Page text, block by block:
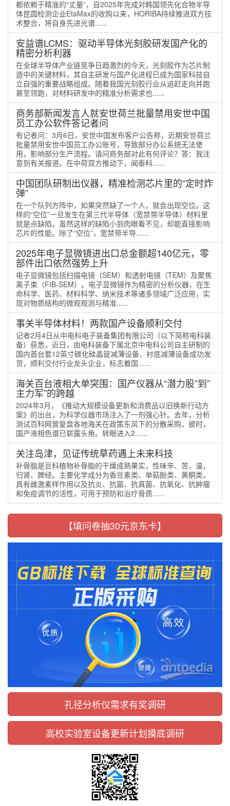
都依赖于精准的“丈量”，自2025年完成对韩国领先化合物半导
体昆圆检测企业EtaMax的收购以来，HORIBA持续推进双方技
术整合，将自身先进光谱......
安益谱LCMS：驱动半导体光刻胶研发国产化的
精密分析利器
在全球半导体产业链竞争日趋激烈的今天，光刻胶作为芯片制
造中的关键材料，其自主研发与国产化进程已成为国家科技自
立自强的重要战略组成。随着我国光刻胶行业从追赶走向并跑
甚至领跑，对材料研发中的精准分析需求也......
商务部新闻发言人就安世荷兰批量禁用安世中国
员工办公软件答记者问
有记者问：3月6日，安世中国发布客户公告称，近期安世荷兰
批量禁用安世中国员工办公账号，导致部分办公系统无法使
用，影响部分生产流程。请问商务部对此有何评论？答：我注
意到有关报道。在中荷双方推动下，闻泰科......
中国团队研制出仪器，精准检测芯片里的“定时炸
弹”
在一个队列方阵中，如果突然缺了一个人，就会出现空位。这
样的“空位”一旦发生在第三代半导体（宽禁带半导体）材料里
就是点缺陷，虽然这样的缺陷小到肉眼看不见，却能直接影响
芯片的性能。除了“空位”，宽禁带半导......
2025年电子显微镜进出口总金额超140亿元，零
部件出口依然强势上升
电子显微镜包括扫描电镜（SEM）和透射电镜（TEM）及聚焦
离子束（FIB-SEM）。电子显微镜作为精密的分析仪器，在生
命科学、医药、材料科学、纳米技术等诸多领域广泛应用，实
现对物质结构的微观观测与精准......
事关半导体材料！两款国产设备顺利交付
记者2月4日从中电科电子装备集团有限公司（以下简称电科装
备）获悉，近日，由电科装备下属北京中电科公司自主研制的
国内首台套12英寸碳化硅晶锭减薄设备、衬底减薄设备成功发
货，顺利交付行业龙头企业，标志着国......
海关百台液相大单突围：国产仪器从“潜力股”到”
主力军”的跨越
2024年3月，《推动大规模设备更新和消费品以旧换新行动方
案》的出台，为科学仪器市场注入了一剂强心针。去年，分析
测试百科网曾复盘各地海关在政策东风下的分散采购，彼时，
国产液相色谱已崭露头角。转眼进入2......
关注岛津，见证传统草药遇上未来科技
补骨脂是豆科植物补骨脂的干燥成熟果实，性味辛、苦、温，
归肾、脾经。主要化学成分为香豆素类、单萜酚类、黄酮类，
具有雌激素样作用以及抗炎、抗菌、抗真菌、抗氧化、抗肿瘤
和免疫调节的活性，可用于预防和治疗骨质......
【填问卷抽30元京东卡】
孔径分析仪需求有奖调研
高校实验室设备更新计划摸底调研